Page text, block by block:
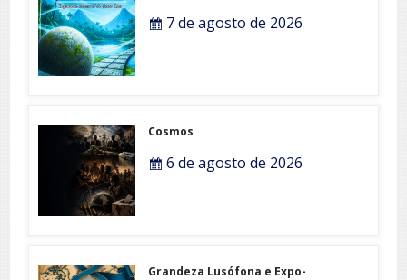
7 de agosto de 2026
Cosmos
6 de agosto de 2026
Grandeza Lusófona e Expo-